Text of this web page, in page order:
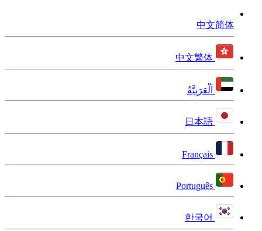
中文简体
中文繁体
اَلْعَرَبِيَّةُ
日本語
Français
Português
한국어